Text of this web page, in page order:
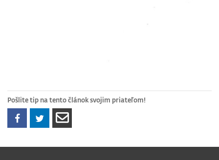
Pošlite tip na tento článok svojim priateľom!